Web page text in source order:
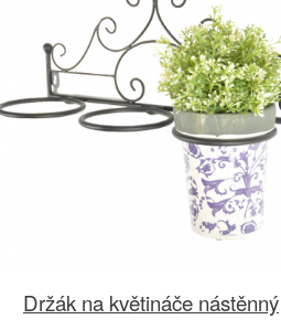
Držák na květináče nástěnný